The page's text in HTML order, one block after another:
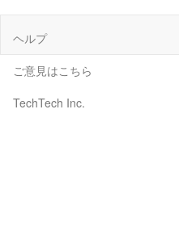
ヘルプ
ご意見はこちら
TechTech Inc.